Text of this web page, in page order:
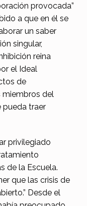
provocada”
a que en él se
un saber
singular,
reina
el Ideal
de
miembros del
pueda traer
privilegiado
de la Escuela.
que las crisis de
Desde el